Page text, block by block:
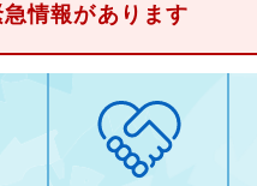
急情報があります